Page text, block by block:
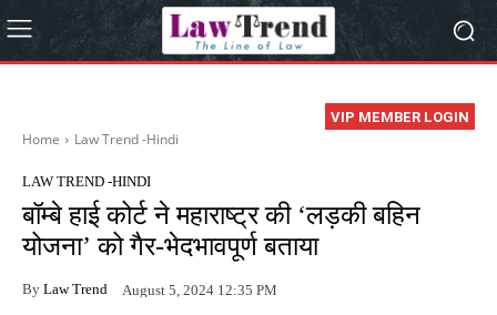
VIP MEMBER LOGIN
Home Law Trend -Hindi
LAW TREND -HINDI
बॉम्बे हाई कोर्ट ने महाराष्ट्र की ‘लड़की बहिन
योजना’ को गैर-भेदभावपूर्ण बताया
By Law Trend August 5, 2024 12:35 PM